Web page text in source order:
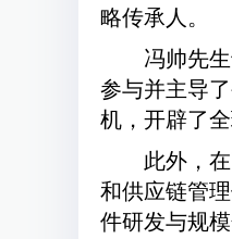
略传承人。
冯帅先
参与并主导
机，开辟了
此外，
和供应链管
件研发与规